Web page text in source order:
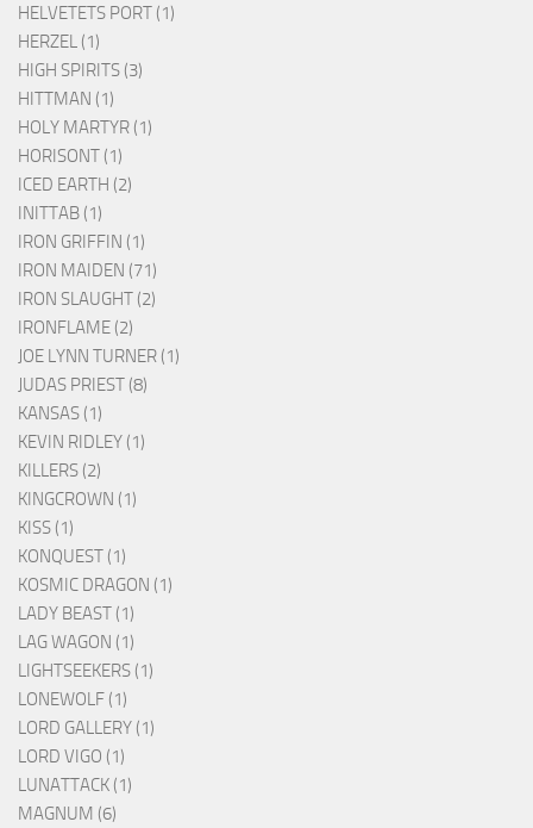
HELVETETS PORT (1)
HERZEL (1)
HIGH SPIRITS (3)
HITTMAN (1)
HOLY MARTYR (1)
HORISONT (1)
ICED EARTH (2)
INITTAB (1)
IRON GRIFFIN (1)
IRON MAIDEN (71)
IRON SLAUGHT (2)
IRONFLAME (2)
JOE LYNN TURNER (1)
JUDAS PRIEST (8)
KANSAS (1)
KEVIN RIDLEY (1)
KILLERS (2)
KINGCROWN (1)
KISS (1)
KONQUEST (1)
KOSMIC DRAGON (1)
LADY BEAST (1)
LAG WAGON (1)
LIGHTSEEKERS (1)
LONEWOLF (1)
LORD GALLERY (1)
LORD VIGO (1)
LUNATTACK (1)
MAGNUM (6)